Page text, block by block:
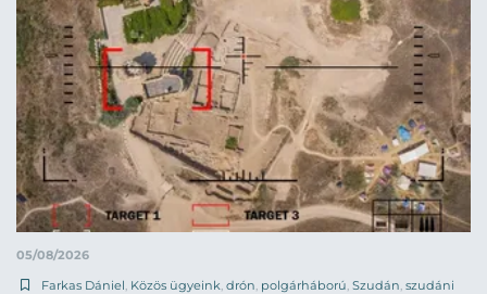
05/08/2026
Farkas Dániel Közös ügyeink drón polgárháború Szudán szudáni